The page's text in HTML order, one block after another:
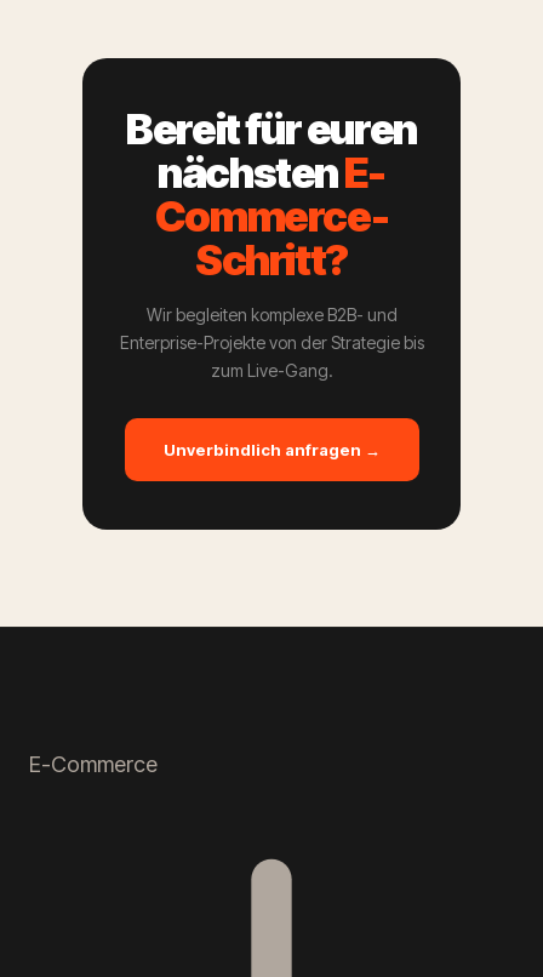
Bereit für euren
nächstenE-
Commerce-
Schritt?
Wir begleiten komplexe B2B- und
Enterprise-Projekte von der Strategie bis
zum Live-Gang.
Unverbindlich anfragen →
E-Commerce